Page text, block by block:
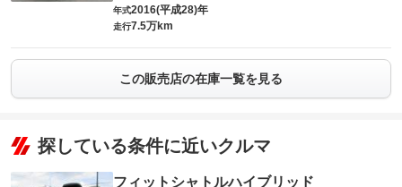
年式2016(平成28)年
走行7.5万km
この販売店の在庫一覧を見る
探している条件に近いクルマ
フィットシャトルハイブリッド